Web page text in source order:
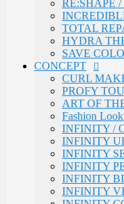
INFINITY
INFINITY
INFINITY
INFINITY
Fresh Up /
ANTI-
PRO
PROFY
GLOSS
BLOND
ART
Concept
Salon Total
Salon Total
Salon Total
Salon Total
RE:SHAPE /
TOTAL
HYDRA
SAVE
CONCEPT
CURL
PROFY
ART OF
Fashion
INFINITY /
INFINITY
INFINITY
INFINITY
INFINITY
INFINITY